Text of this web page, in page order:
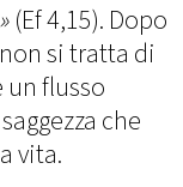
(Ef 4,15). Dopo
si tratta di
flusso
che
vita.